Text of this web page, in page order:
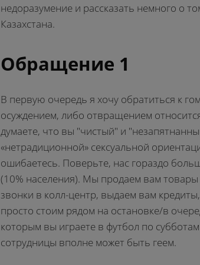
недоразумение и рассказать немного о
Казахстана.
Обращение 1
В первую очередь я хочу обратиться к
осуждением, либо отвращением
думаете, что вы "чистый" и
«нетрадиционной» сексуальной
ошибаетесь. Поверьте, нас гораздо
(10% населения). Мы продаем вам
звонки в колл-центр, выдаем вам
просто стоим рядом на остановке/в
которым вы играете в футбол по
сотрудницы вполне может быть геем.